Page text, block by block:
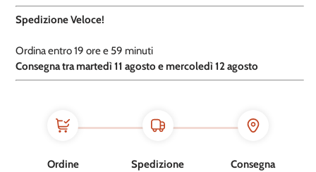
Spedizione Veloce!
Ordina entro19 ore e 59 minuti
​Consegna tra martedì 11 agosto e mercoledì 12 agosto
Ordine
Spedizione
Consegna